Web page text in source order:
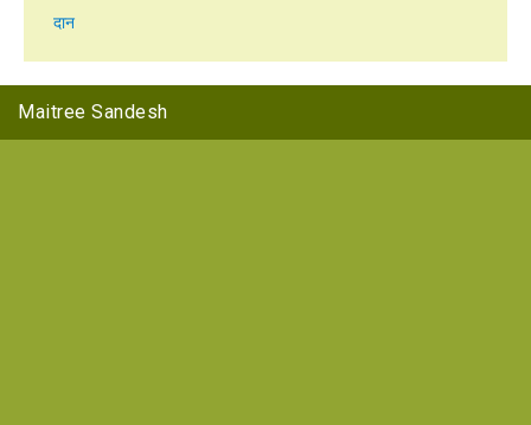
दान
Maitree Sandesh